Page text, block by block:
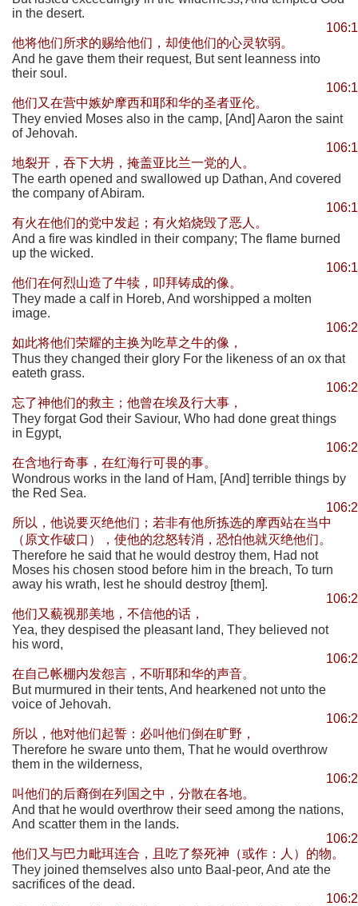
in the desert.
他将他们所求的赐给他们，却使他们的心灵软弱。
And he gave them their request, But sent leanness into
their soul.
他们又在营中嫉妒摩西和耶和华的圣者亚伦。
They envied Moses also in the camp, [And] Aaron the saint
of Jehovah.
地裂开，吞下大坍，掩盖亚比兰一党的人。
The earth opened and swallowed up Dathan, And covered
the company of Abiram.
有火在他们的党中发起；有火焰烧毁了恶人。
And a fire was kindled in their company; The flame burned
up the wicked.
他们在何烈山造了牛犊，叩拜铸成的像。
They made a calf in Horeb, And worshipped a molten
image.
如此将他们荣耀的主换为吃草之牛的像，
Thus they changed their glory For the likeness of an ox that
eateth grass.
忘了神他们的救主；他曾在埃及行大事，
They forgat God their Saviour, Who had done great things
in Egypt,
在含地行奇事，在红海行可畏的事。
Wondrous works in the land of Ham, [And] terrible things by
the Red Sea.
所以，他说要灭绝他们；若非有他所拣选的摩西站在当中
（原文作破口），使他的忿怒转消，恐怕他就灭绝他们。
Therefore he said that he would destroy them, Had not
Moses his chosen stood before him in the breach, To turn
away his wrath, lest he should destroy [them].
他们又藐视那美地，不信他的话，
Yea, they despised the pleasant land, They believed not
his word,
在自己帐棚内发怨言，不听耶和华的声音。
But murmured in their tents, And hearkened not unto the
voice of Jehovah.
所以，他对他们起誓：必叫他们倒在旷野，
Therefore he sware unto them, That he would overthrow
them in the wilderness,
叫他们的后裔倒在列国之中，分散在各地。
And that he would overthrow their seed among the nations,
And scatter them in the lands.
他们又与巴力毗珥连合，且吃了祭死神（或作：人）的物。
They joined themselves also unto Baal-peor, And ate the
sacrifices of the dead.